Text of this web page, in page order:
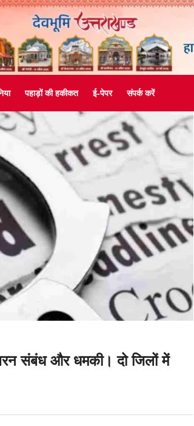
पहाड़ों की हकीकत ई-पेपर संपर्क करें
संबंध और धमकी। दो जिलों में